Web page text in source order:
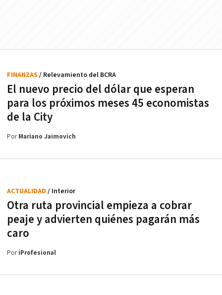
El nuevo precio del dólar que esperan
para los próximos meses 45 economistas
de la City
FINANZAS / Relevamiento del BCRA
PorMariano Jaimovich
Otra ruta provincial empieza a cobrar
peaje y advierten quiénes pagarán más
caro
ACTUALIDAD / Interior
PoriProfesional